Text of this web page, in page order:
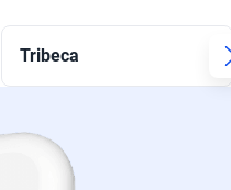
Tribeca